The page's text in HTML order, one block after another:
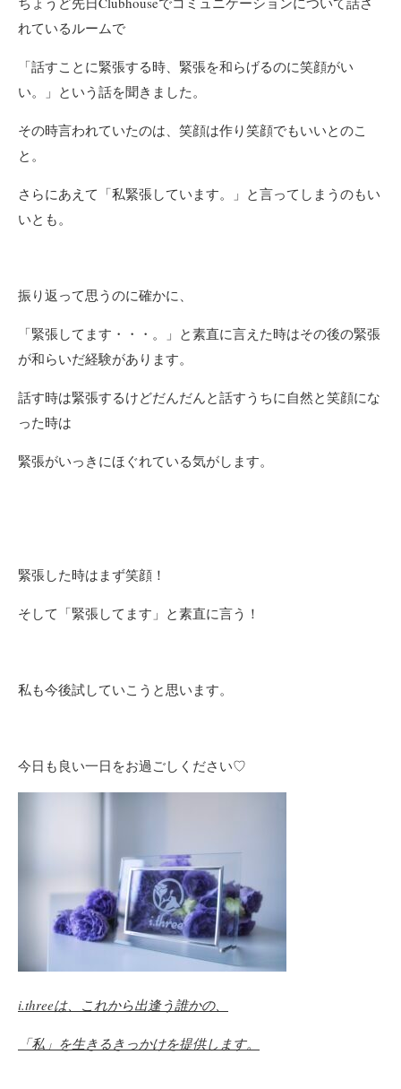
れているルームで
「話すことに緊張する時、緊張を和らげるのに笑顔がい
い。」という話を聞きました。
その時言われていたのは、笑顔は作り笑顔でもいいとのこ
と。
さらにあえて「私緊張しています。」と言ってしまうのもい
いとも。
振り返って思うのに確かに、
「緊張してます・・・。」と素直に言えた時はその後の緊張
が和らいだ経験があります。
話す時は緊張するけどだんだんと話すうちに自然と笑顔にな
った時は
緊張がいっきにほぐれている気がします。
緊張した時はまず笑顔！
そして「緊張してます」と素直に言う！
私も今後試していこうと思います。
今日も良い一日をお過ごしください♡
i.threeは、これから出逢う誰かの、
「私」を生きるきっかけを提供します。